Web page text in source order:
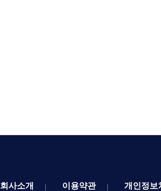
회사소개 이용약관 개인정보